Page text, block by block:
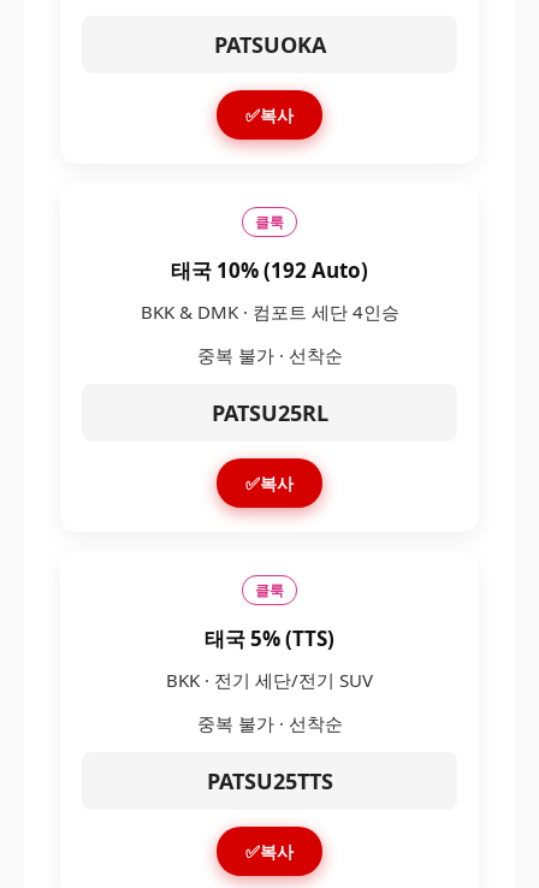
PATSUOKA
✅복사
클룩
태국 10% (192 Auto)
BKK & DMK · 컴포트 세단 4인승
중복 불가 · 선착순
PATSU25RL
✅복사
클룩
태국 5% (TTS)
BKK · 전기 세단/전기 SUV
중복 불가 · 선착순
PATSU25TTS
✅복사